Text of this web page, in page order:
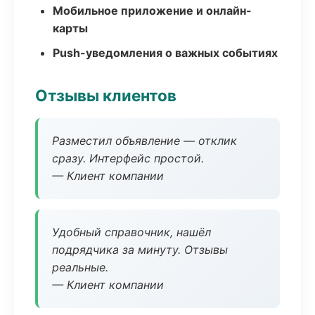
Мобильное приложение и онлайн-
карты
Push-уведомления о важных событиях
Отзывы клиентов
Разместил объявление — отклик
сразу. Интерфейс простой.
— Клиент компании
Удобный справочник, нашёл
подрядчика за минуту. Отзывы
реальные.
— Клиент компании